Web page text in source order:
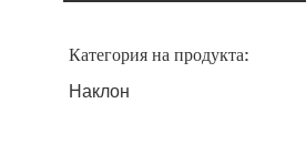
Категория на продукта:
Наклон